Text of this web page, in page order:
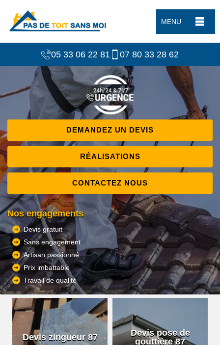
MENU
05 33 06 22 81 07 80 33 28 62
DEMANDEZ UN DEVIS
RÉALISATIONS
CONTACTEZ NOUS
Nos engagements
Devis gratuit
Sans engagement
Artisan passionné
Prix imbattable
Travail de qualité
Devis zingueur 87
Devis pose de
gouttière 87